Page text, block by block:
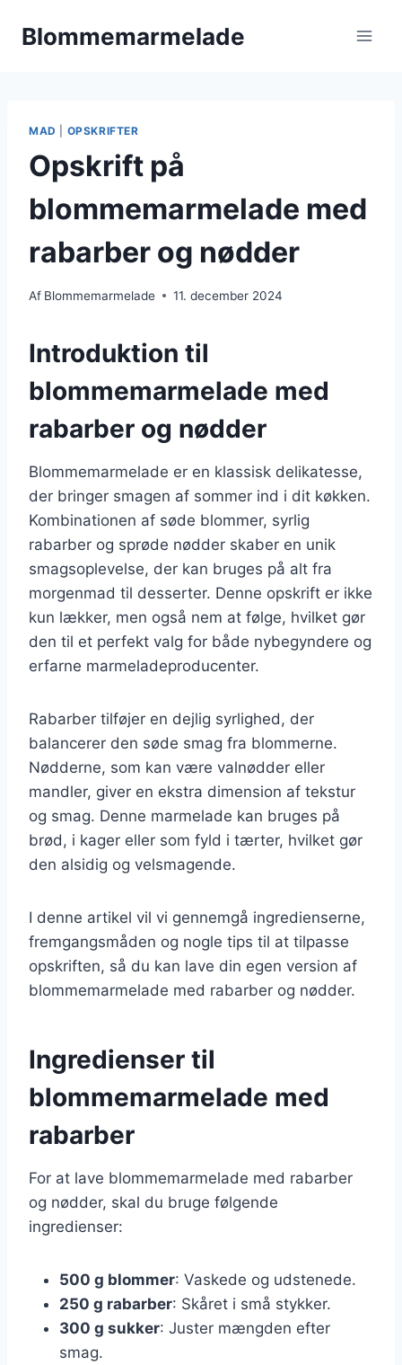
Blommemarmelade
MAD OPSKRIFTER
Opskrift på
blommemarmelade med
rabarber og nødder
Af Blommemarmelade 11. december 2024
Introduktion til
blommemarmelade med
rabarber og nødder
Blommemarmelade er en klassisk delikatesse,
der bringer smagen af sommer ind i dit køkken.
Kombinationen af søde blommer, syrlig
rabarber og sprøde nødder skaber en unik
smagsoplevelse, der kan bruges på alt fra
morgenmad til desserter. Denne opskrift er ikke
kun lækker, men også nem at følge, hvilket gør
den til et perfekt valg for både nybegyndere og
erfarne marmeladeproducenter.
Rabarber tilføjer en dejlig syrlighed, der
balancerer den søde smag fra blommerne.
Nødderne, som kan være valnødder eller
mandler, giver en ekstra dimension af tekstur
og smag. Denne marmelade kan bruges på
brød, i kager eller som fyld i tærter, hvilket gør
den alsidig og velsmagende.
I denne artikel vil vi gennemgå ingredienserne,
fremgangsmåden og nogle tips til at tilpasse
opskriften, så du kan lave din egen version af
blommemarmelade med rabarber og nødder.
Ingredienser til
blommemarmelade med
rabarber
For at lave blommemarmelade med rabarber
og nødder, skal du bruge følgende
ingredienser:
500 g blommer: Vaskede og udstenede.
250 g rabarber: Skåret i små stykker.
300 g sukker: Juster mængden efter
smag.